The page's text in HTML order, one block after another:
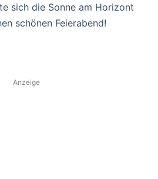
sich die Sonne am Horizont
schönen Feierabend!
Anzeige